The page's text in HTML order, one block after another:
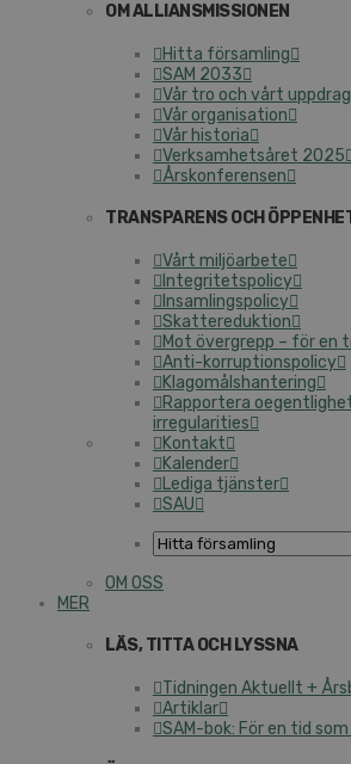
OM ALLIANSMISSIONEN
Hitta församling
SAM 2033
Vår tro och vårt uppdrag
Vår organisation
Vår historia
Verksamhetsåret 2025
Årskonferensen
TRANSPARENS OCH
Vårt miljöarbete
Integritetspolicy
Insamlingspolicy
Skattereduktion
Mot övergrepp – för en
Anti-korruptionspolicy
Klagomålshantering
Rapportera
irregularities
Kontakt
Kalender
Lediga tjänster
SAU
OM OSS
MER
LÄS, TITTA OCH LYSSNA
Tidningen Aktuellt +
Artiklar
SAM-bok: För en tid